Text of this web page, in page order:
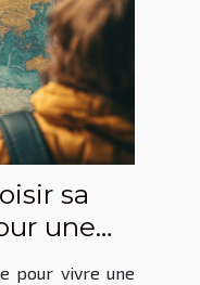
sa
une
?
pour vivre une